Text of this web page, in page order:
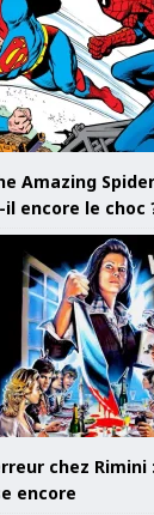
Amazing
encore le choc
chez
encore